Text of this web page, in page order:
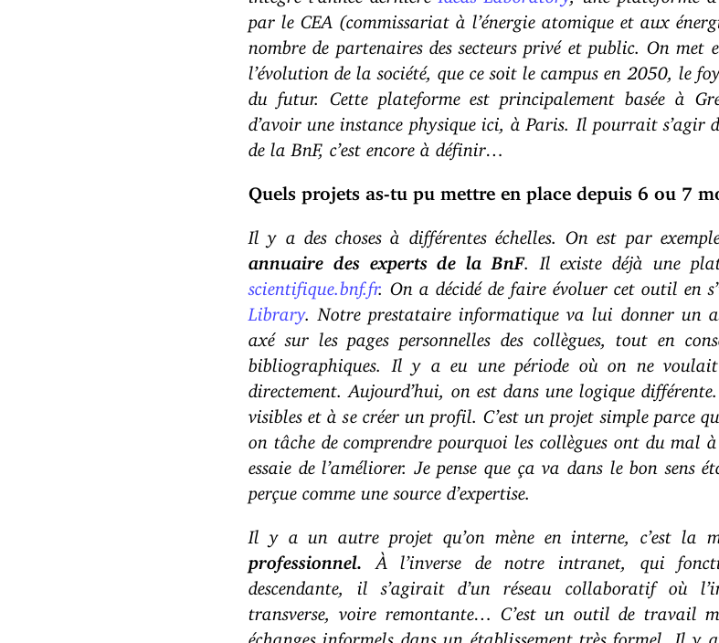
par le CEA (commissariat à l’énergie atomique et aux
nombre de partenaires des secteurs privé et public. On met
l’évolution de la société, que ce soit le campus en 2050, le
du futur. Cette plateforme est principalement basée à
d’avoir une instance physique ici, à Paris. Il pourrait s’agir
de la BnF, c’est encore à définir…
Quels projets as-tu pu mettre en place depuis 6 ou 7
Il y a des choses à différentes échelles. On est par
annuaire des experts de la BnF. Il existe déjà une
scientifique.bnf.fr. On a décidé de faire évoluer cet outil en
Library. Notre prestataire informatique va lui donner un
axé sur les pages personnelles des collègues, tout en
bibliographiques. Il y a eu une période où on ne voulait
directement. Aujourd’hui, on est dans une logique
visibles et à se créer un profil. C’est un projet simple parce
on tâche de comprendre pourquoi les collègues ont du mal
essaie de l’améliorer. Je pense que ça va dans le bon sens
perçue comme une source d’expertise.
Il y a un autre projet qu’on mène en interne, c’est la
professionnel.
À l’inverse de notre intranet, qui
descendante, il s’agirait d’un réseau collaboratif où
transverse, voire remontante… C’est un outil de travail
échanges informels dans un établissement très formel. Il